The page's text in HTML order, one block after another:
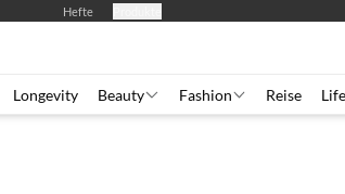
Hefte
Longevity Beauty Fashion Reise Life